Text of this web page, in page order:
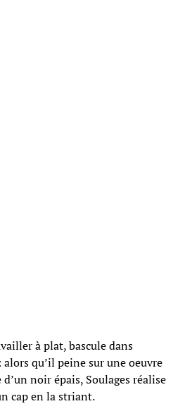
à plat, bascule dans
qu’il peine sur une oeuvre
noir épais, Soulages réalise
cap en la striant.